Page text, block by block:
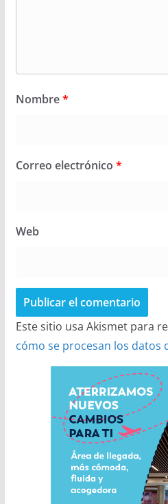
Nombre*
Correo electrónico *
Web
Este sitio usa Akismet para
cómo se procesan los datos